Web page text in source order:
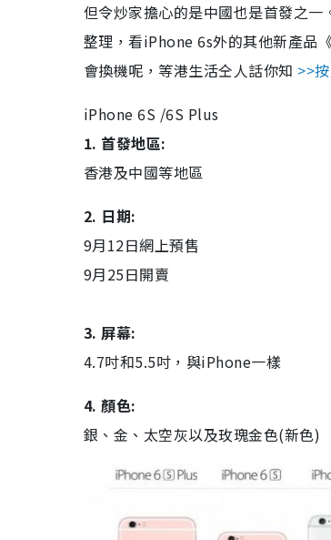
但令炒家擔心的是中國也是首發之
整理，看iPhone 6s外的其他新產品
會換機呢，等港生活仝人話你知 >>
iPhone 6S /6S Plus
1. 首發地區:
香港及中國等地區
2. 日期:
9月12日網上預售
9月25日開賣
3. 屏幕:
4.7吋和5.5吋，與iPhone一樣
4. 顏色:
銀、金、太空灰以及玫瑰金色(新色)